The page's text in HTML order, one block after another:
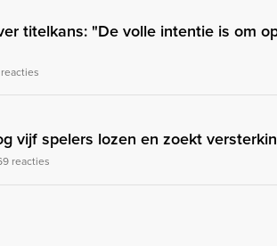
titelkans: "De volle intentie is om
vijf spelers lozen en zoekt
reacties